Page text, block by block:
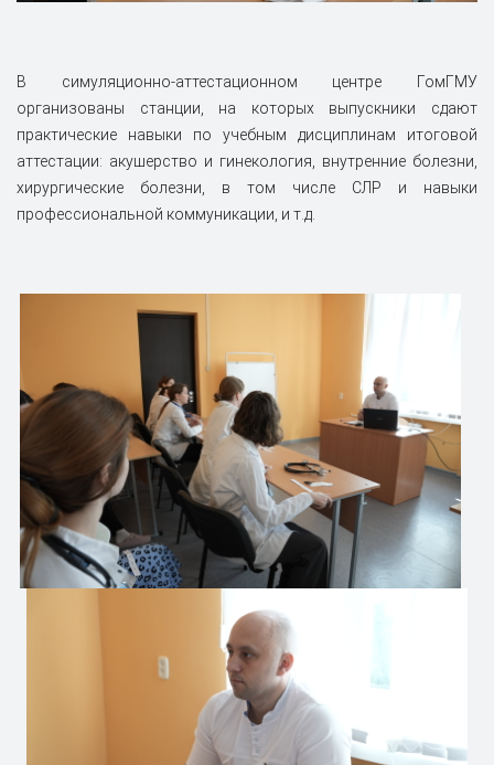
В симуляционно-аттестационном центре ГомГМУ
организованы станции, на которых выпускники сдают
практические навыки по учебным дисциплинам итоговой
аттестации: акушерство и гинекология, внутренние болезни,
хирургические болезни, в том числе СЛР и навыки
профессиональной коммуникации, и т.д.